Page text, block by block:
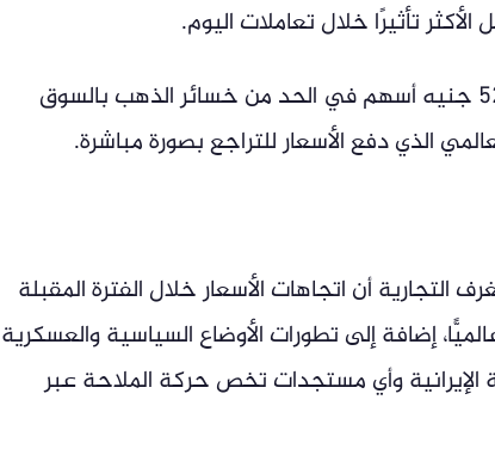
تأثيرًا خلال تعاملات اليوم.
وأوضح أن وصول الدولار إلى مستويات تقارب 52.08 جنيه أسهم في الحد من خسائر الذهب بالسوق
الذي دفع الأسعار للتراجع بصورة مباشرة.
أن اتجاهات الأسعار خلال الفترة المقبلة
إضافة إلى تطورات الأوضاع السياسية والعسكرية
الإيرانية وأي مستجدات تخص حركة الملاحة عبر